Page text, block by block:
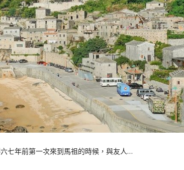
七年前第一次來到馬祖的時候，與友人…